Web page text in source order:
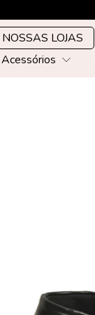
NOSSAS LOJAS
Acessórios